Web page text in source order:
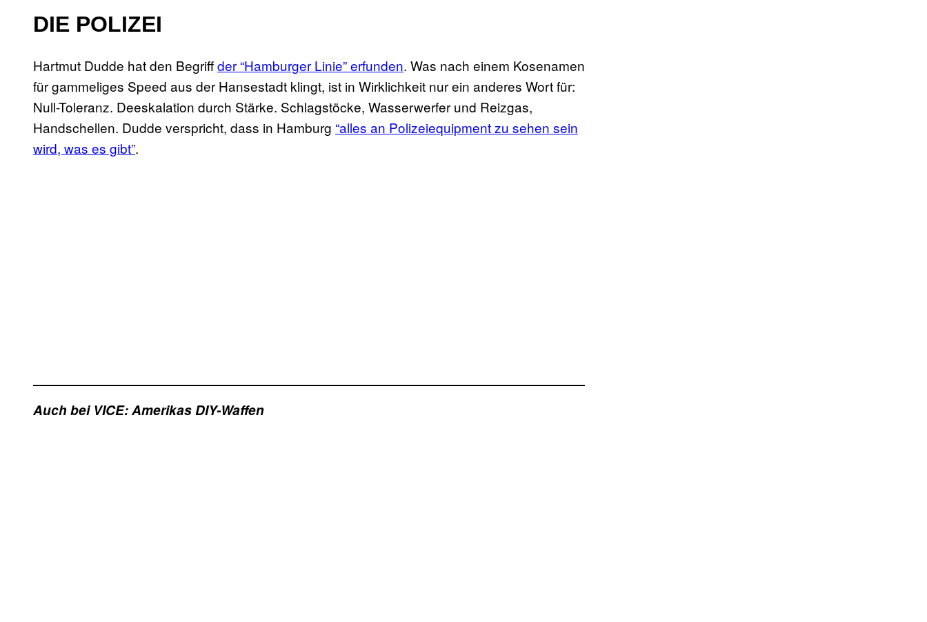
DIE POLIZEI
Hartmut Dudde hat den Begriffder “Hamburger Linie” erfunden. Was nach einem Kosenamen
für gammeliges Speed aus der Hansestadt klingt, ist in Wirklichkeit nur ein anderes Wort für:
Null-Toleranz. Deeskalation durch Stärke. Schlagstöcke, Wasserwerfer und Reizgas,
Handschellen. Dudde verspricht, dass in Hamburg “alles an Polizeiequipment zu sehen sein
wird, was es gibt”.
Auch bei VICE: Amerikas DIY-Waffen